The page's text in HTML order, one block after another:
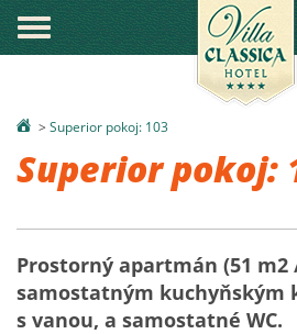
° > Superior pokoj: 103
Superior pokoj:
Prostorný apartmán (51 m2
samostatným kuchyňským
s vanou, a samostatné WC.